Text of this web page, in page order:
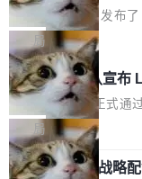
r Day）将在杭州启航
链企业和开发者，邀请
问，围绕开源鸿蒙技术
配、功耗与稳定性调优
等内容展开系统讲解和
步了解开源鸿蒙在智能
opilot coding agent 全
恢复，大约 12 小时。
起事故，其中四起与
Hub 员工 kdaigle 在
据：2025 年全年 10
2.75 亿次，全年预计
进的编程 Agent，
专家基线
Prime Intellect 发布
的编程 Agent
象：Recursive
ontinual Harness。在
上，Prime Agent +
5% RHAE Best@1，
家基线 95.4%。 不是
器 Prime Agent 的架
局
Rust 项目团队宣布
止，但你要承认哪
Rust 语言项目正式通
覆盖 rust-lang/rust 单
是项目级别的官方立场
但它可能是主流开源项
局
宇树科技 IPO 战略